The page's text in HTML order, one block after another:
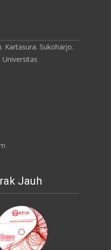
Kartasura. Sukoharjo.
Universitas
Jauh